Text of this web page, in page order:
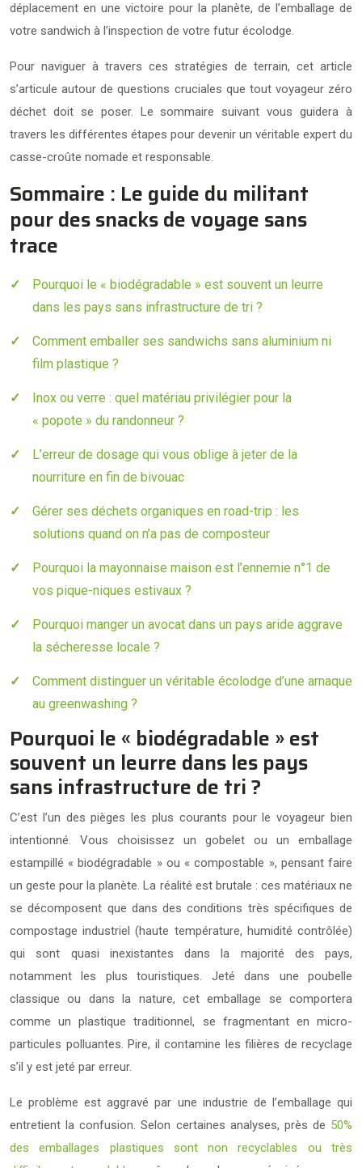
déplacement en une victoire pour la planète, de l’emballage de
votre sandwich à l’inspection de votre futur écolodge.
Pour naviguer à travers ces stratégies de terrain, cet article
s’articule autour de questions cruciales que tout voyageur zéro
déchet doit se poser. Le sommaire suivant vous guidera à
travers les différentes étapes pour devenir un véritable expert du
casse-croûte nomade et responsable.
Sommaire : Le guide du militant
pour des snacks de voyage sans
trace
Pourquoi le « biodégradable » est souvent un leurre
dans les pays sans infrastructure de tri ?
Comment emballer ses sandwichs sans aluminium ni
film plastique ?
Inox ou verre : quel matériau privilégier pour la
« popote » du randonneur ?
L’erreur de dosage qui vous oblige à jeter de la
nourriture en fin de bivouac
Gérer ses déchets organiques en road-trip : les
solutions quand on n’a pas de composteur
Pourquoi la mayonnaise maison est l’ennemie n°1 de
vos pique-niques estivaux ?
Pourquoi manger un avocat dans un pays aride aggrave
la sécheresse locale ?
Comment distinguer un véritable écolodge d’une arnaque
au greenwashing ?
Pourquoi le « biodégradable » est
souvent un leurre dans les pays
sans infrastructure de tri ?
C’est l’un des pièges les plus courants pour le voyageur bien
intentionné. Vous choisissez un gobelet ou un emballage
estampillé « biodégradable » ou « compostable », pensant faire
un geste pour la planète. La réalité est brutale : ces matériaux ne
se décomposent que dans des conditions très spécifiques de
compostage industriel (haute température, humidité contrôlée)
qui sont quasi inexistantes dans la majorité des pays,
notamment les plus touristiques. Jeté dans une poubelle
classique ou dans la nature, cet emballage se comportera
comme un plastique traditionnel, se fragmentant en micro-
particules polluantes. Pire, il contamine les filières de recyclage
s’il y est jeté par erreur.
Le problème est aggravé par une industrie de l’emballage qui
entretient la confusion. Selon certaines analyses, près de 50%
des emballages plastiques sont non recyclables ou très